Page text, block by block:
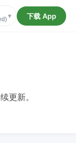
▾ 下载 App
更新。